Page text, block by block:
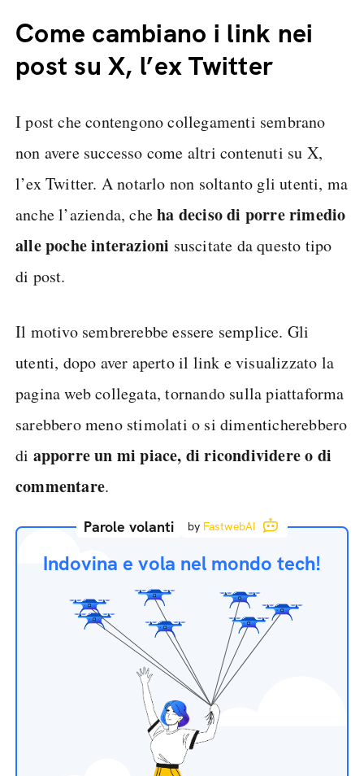
Come cambiano i link nei
post su X, l’ex Twitter
I post che contengono collegamenti sembrano
non avere successo come altri contenuti su X,
l’ex Twitter. A notarlo non soltanto gli utenti, ma
anche l’azienda, cheha deciso di porre rimedio
alle poche interazioni suscitate da questo tipo
di post.
Il motivo sembrerebbe essere semplice. Gli
utenti, dopo aver aperto il link e visualizzato la
pagina web collegata, tornando sulla piattaforma
sarebbero meno stimolati o si dimenticherebbero
di apporre un mi piace, di ricondividere o di
commentare.
Parole volanti by FastwebAI
Indovina e vola nel mondo tech!